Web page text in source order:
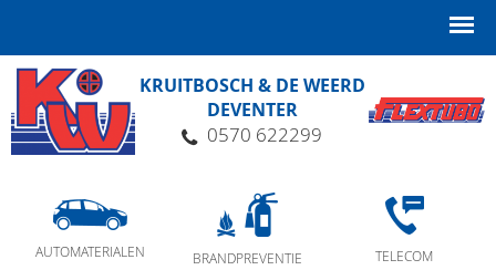
KRUITBOSCH & DE WEERD
DEVENTER
0570 622299
AUTOMATERIALEN BRANDPREVENTIE TELECOM